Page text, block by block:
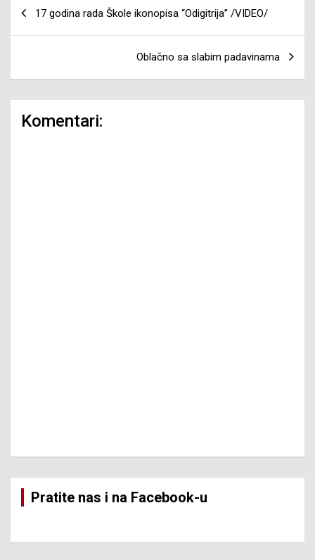
članaka
17 godina rada Škole ikonopisa “Odigitrija” /VIDEO/
Oblačno sa slabim padavinama
Komentari:
Pratite nas i na Facebook-u